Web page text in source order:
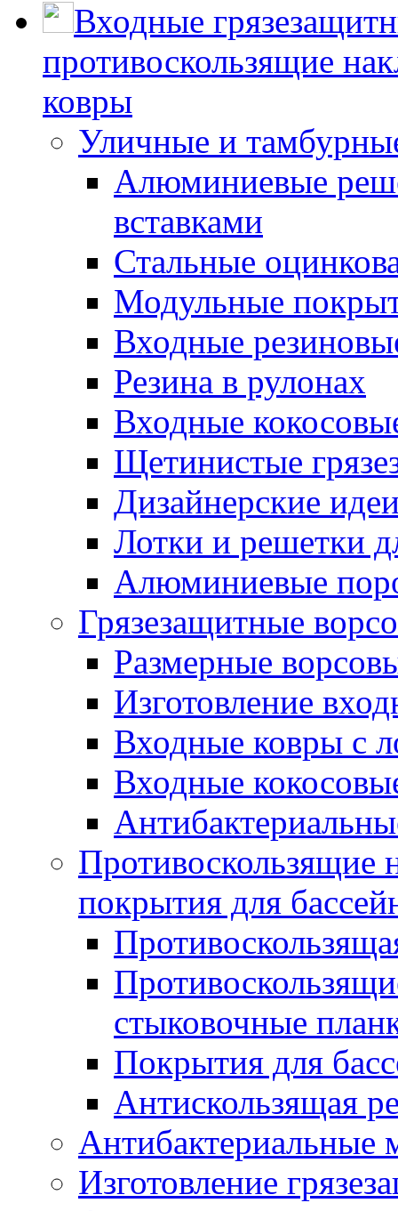
Входные
противоскользящие
ковры
Уличные и
Алюминиевые
вставками
Стальные
Модульные
Входные
Резина в рулонах
Входные
Щетинистые
Дизайнерские
Лотки и решетки
Алюминиевые
Грязезащитные
Размерные
Изготовление
Входные ковры с
Входные
Противоскользящие
покрытия для
стыковочные
Покрытия для
Антискользящая
Антибактериальные
Изготовление